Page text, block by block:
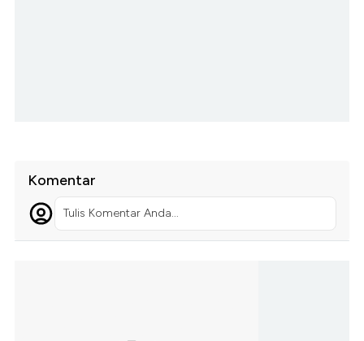
Komentar
Tulis Komentar Anda...